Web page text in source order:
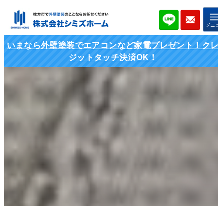
いまなら外壁塗装でエアコンなど家電プレゼント！ク
ジットタッチ決済OK！